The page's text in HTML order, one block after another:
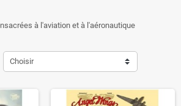
à l'aviation et à l'aéronautique
Choisir